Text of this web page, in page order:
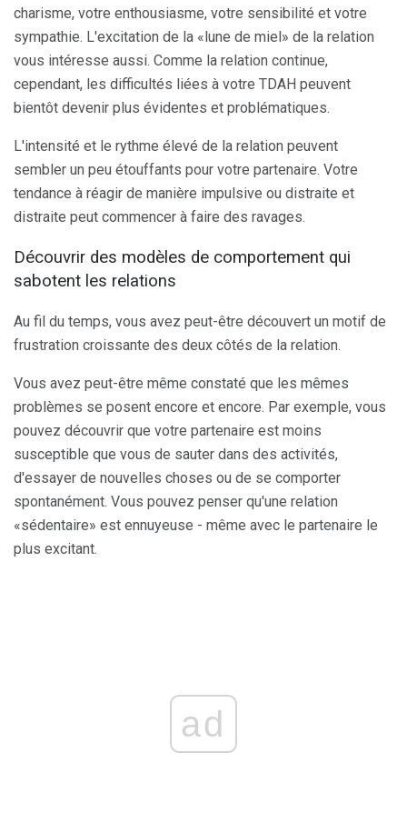
charisme, votre enthousiasme, votre sensibilité et votre
sympathie. L'excitation de la «lune de miel» de la relation
vous intéresse aussi. Comme la relation continue,
cependant, les difficultés liées à votre TDAH peuvent
bientôt devenir plus évidentes et problématiques.
L'intensité et le rythme élevé de la relation peuvent
sembler un peu étouffants pour votre partenaire. Votre
tendance à réagir de manière impulsive ou distraite et
distraite peut commencer à faire des ravages.
Découvrir des modèles de comportement qui
sabotent les relations
Au fil du temps, vous avez peut-être découvert un motif de
frustration croissante des deux côtés de la relation.
Vous avez peut-être même constaté que les mêmes
problèmes se posent encore et encore. Par exemple, vous
pouvez découvrir que votre partenaire est moins
susceptible que vous de sauter dans des activités,
d'essayer de nouvelles choses ou de se comporter
spontanément. Vous pouvez penser qu'une relation
«sédentaire» est ennuyeuse - même avec le partenaire le
plus excitant.
ad